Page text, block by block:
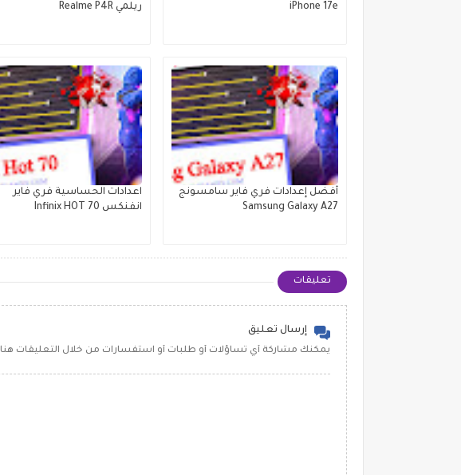
iPhone 17e
ريلمي Realme P4R
أفضل إعدادات فري فاير سامسونج
Samsung Galaxy A27
اعدادات الحساسية فري فاير
انفنكس Infinix HOT 70
تعليقات
إرسال تعليق
يمكنك مشاركة أي تساؤلات أو طلبات أو استفسارات من خلال التعليقات هنا